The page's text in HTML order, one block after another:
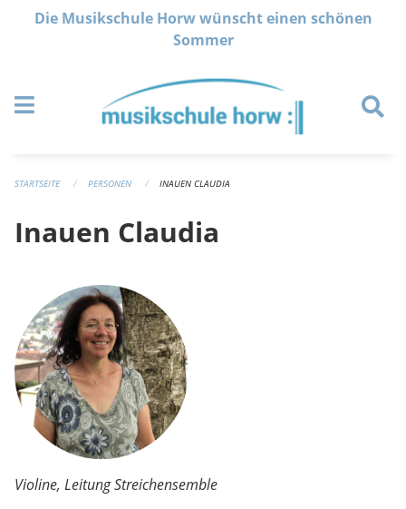
Navigation überspringen
Die Musikschule Horw wünscht einen schönen
Sommer
STARTSEITE PERSONEN INAUEN CLAUDIA
Inauen Claudia
Violine, Leitung Streichensemble